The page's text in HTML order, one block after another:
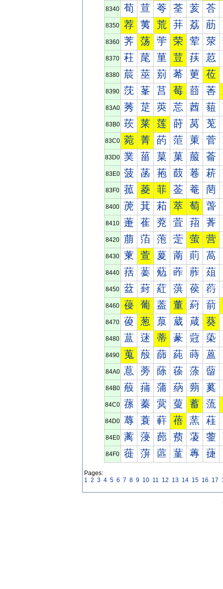
8340 荀 荁 荂 荃 荄 荅
8350 荐 荑 荒 荓 荔 荕
8360 荠 荡 荢 荣 荤 荥
8370 荰 荱 荲 荳 荴 荵
8380 莀 莁 莂 莃 莄 莅
8390 莐 莑 莒 莓 莔 莕
83A0 莠 莡 莢 莣 莤 莥
83B0 莰 莱 莲 莳 莴 莵
83C0 菀 菁 菂 菃 菄 菅
83D0 菐 菑 菒 菓 菔 菕
83E0 菠 菡 菢 菣 菤 菥
83F0 菰 菱 菲 菳 菴 菵
8400 萀 萁 萂 萃 萄 萅
8410 萐 萑 萒 萓 萔 萕
8420 萠 萡 萢 萣 萤 营
8430 萰 萱 萲 萳 萴 萵
8440 葀 葁 葂 葃 葄 葅
8450 葐 葑 葒 葓 葔 葕
8460 葠 葡 葢 董 葤 葥
8470 葰 葱 葲 葳 葴 葵
8480 蒀 蒁 蒂 蒃 蒄 蒅
8490 蒐 蒑 蒒 蒓 蒔 蒕
84A0 蒠 蒡 蒢 蒣 蒤 蒥
84B0 蒰 蒱 蒲 蒳 蒴 蒵
84C0 蓀 蓁 蓂 蓃 蓄 蓅
84D0 蓐 蓑 蓒 蓓 蓔 蓕
84E0 蓠 蓡 蓢 蓣 蓤 蓥
84F0 蓰 蓱 蓲 蓳 蓴 蓵
Pages:
1 2 3 4 5 6 7 8 9 10 11 12 13 14 15 16 17